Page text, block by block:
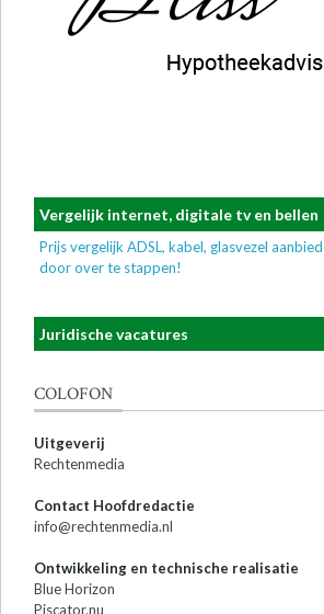
Vergelijk internet, digitale tv en bellen
Prijs vergelijk ADSL, kabel, glasvezel
door over te stappen!
Juridische vacatures
COLOFON
Uitgeverij
Rechtenmedia
Contact Hoofdredactie
info@rechtenmedia.nl
Ontwikkeling en technische realisatie
Blue Horizon
Piscator.nu